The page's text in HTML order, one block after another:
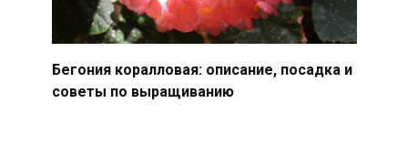
Бегония коралловая: описание, посадка и
советы по выращиванию